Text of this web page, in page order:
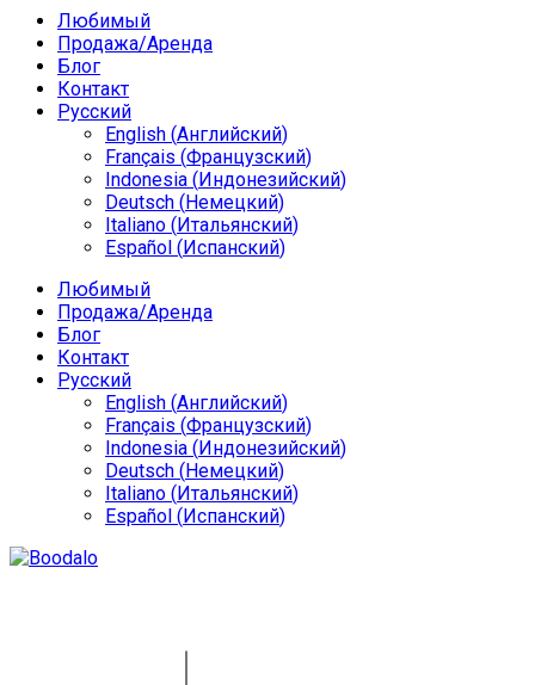
Любимый
Продажа/Аренда
Блог
Контакт
Русский
English (Английский)
Français (Французский)
Indonesia (Индонезийский)
Deutsch (Немецкий)
Italiano (Итальянский)
Español (Испанский)
Любимый
Продажа/Аренда
Блог
Контакт
Русский
English (Английский)
Français (Французский)
Indonesia (Индонезийский)
Deutsch (Немецкий)
Italiano (Итальянский)
Español (Испанский)